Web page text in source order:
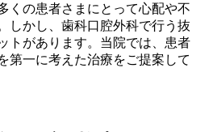
くの患者さまにとって心配や不
しかし、歯科口腔外科で行う抜
トがあります。当院では、患者
第一に考えた治療をご提案して